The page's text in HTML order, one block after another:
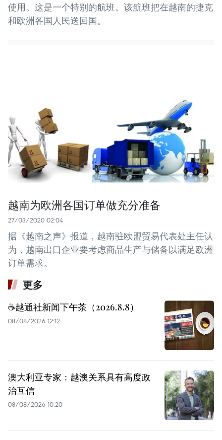
使用。这是一个特别的航班。该航班把在越南的捷克
和欧洲各国人民送回国。
越南为欧洲各国订单做充分准备
27/03/2020 02:04
据《越南之声》报道，越南驻欧盟贸易代表处主任认
为，越南出口企业要考虑商品生产与储备以满足欧洲
订单需求。
更多
☕️越通社新闻下午茶（2026.8.8）
08/08/2026 12:12
澳大利亚专家：越澳关系具有高度政
治互信
08/08/2026 10:20